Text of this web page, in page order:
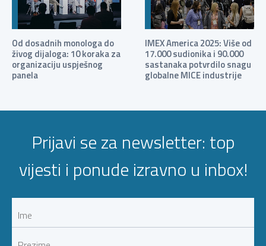
Od dosadnih monologa do
živog dijaloga: 10 koraka za
organizaciju uspješnog
panela
IMEX America 2025: Više od
17.000 sudionika i 90.000
sastanaka potvrdilo snagu
globalne MICE industrije
Prijavi se za newsletter: top
vijesti i ponude izravno u inbox!